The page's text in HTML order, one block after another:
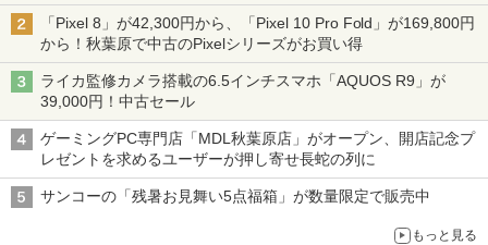
「Pixel 8」が42,300円から、「Pixel 10 Pro Fold」が169,800円
から！秋葉原で中古のPixelシリーズがお買い得
ライカ監修カメラ搭載の6.5インチスマホ「AQUOS R9」が
39,000円！中古セール
ゲーミングPC専門店「MDL秋葉原店」がオープン、開店記念プ
レゼントを求めるユーザーが押し寄せ長蛇の列に
サンコーの「残暑お見舞い5点福箱」が数量限定で販売中
もっと見る